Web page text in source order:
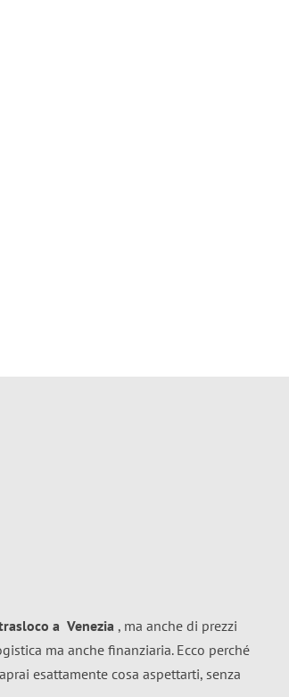
a Venezia , ma anche di prezzi
ma anche finanziaria. Ecco perché
esattamente cosa aspettarti, senza